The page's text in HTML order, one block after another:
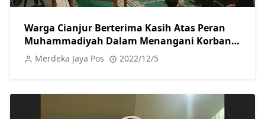
Warga Cianjur Berterima Kasih Atas Peran
Muhammadiyah Dalam Menangani Korban
Gempa
Merdeka Jaya Pos 2022/12/5